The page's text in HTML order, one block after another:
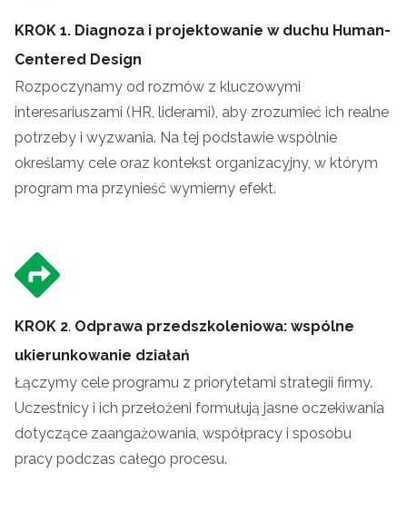
KROK 1. Diagnoza i projektowanie w duchu Human-
Centered Design
Rozpoczynamy od rozmów z kluczowymi
interesariuszami (HR, liderami), aby zrozumieć ich realne
potrzeby i wyzwania. Na tej podstawie wspólnie
określamy cele oraz kontekst organizacyjny, w którym
program ma przynieść wymierny efekt.
KROK 2. Odprawa przedszkoleniowa: wspólne
ukierunkowanie działań
Łączymy cele programu z priorytetami strategii firmy.
Uczestnicy i ich przełożeni formułują jasne oczekiwania
dotyczące zaangażowania, współpracy i sposobu
pracy podczas całego procesu.